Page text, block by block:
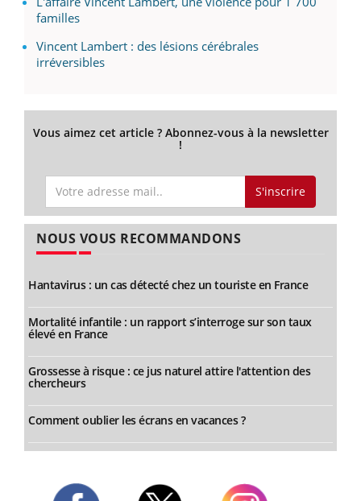
familles
Vincent Lambert : des lésions cérébrales
irréversibles
Vous aimez cet article ? Abonnez-vous à la newsletter
!
S'inscrire
NOUS VOUS RECOMMANDONS
Hantavirus : un cas détecté chez un touriste en France
Mortalité infantile : un rapport s’interroge sur son taux
élevé en France
Grossesse à risque : ce jus naturel attire l'attention des
chercheurs
Comment oublier les écrans en vacances ?